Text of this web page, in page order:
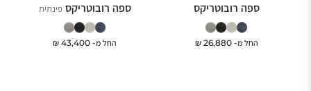
ספה רובוטריקס
החל מ-26,880
₪
ספה רובוטריקס פינתית
החל מ- 43,400
₪